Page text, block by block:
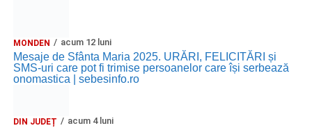
MONDEN acum 12 luni
Mesaje de Sfânta Maria 2025. URĂRI, FELICITĂRI și
SMS-uri care pot fi trimise persoanelor care își serbează
onomastica | sebesinfo.ro
DIN JUDEȚ acum 4 luni